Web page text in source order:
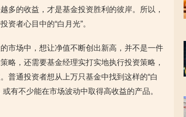
多的收益，才是基金投资胜利的彼岸。所以，
者心目中的“白月光”。
市场中，想让净值不断创出新高，并不是一件
略，还需要基金经理实打实地执行投资策略，
普通投资者想从上万只基金中找到这样的“白
有不少能在市场波动中取得高收益的产品。